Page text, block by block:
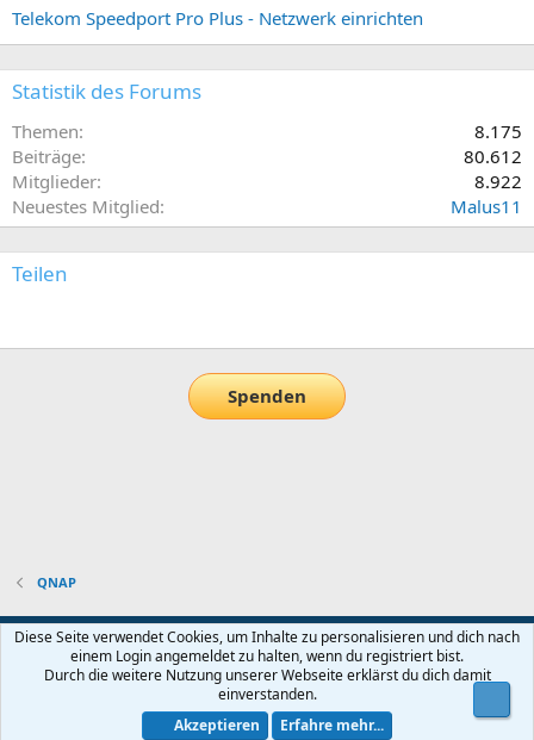
Telekom Speedport Pro Plus - Netzwerk einrichten
Statistik des Forums
Themen
8.175
Beiträge
80.612
Mitglieder
8.922
Neuestes Mitglied
Malus11
Teilen
Spenden
QNAP
Default-Theme
Nutzungsbedingungen
Datenschutz Hilfe und Impressum Start
Community platform by XenForo® © 2010-2026 XenForo Ltd.
Diese Seite verwendet Cookies, um Inhalte zu personalisieren und dich nach
einem Login angemeldet zu halten, wenn du registriert bist.
Durch die weitere Nutzung unserer Webseite erklärst du dich damit
einverstanden.
Akzeptieren
Erfahre mehr...